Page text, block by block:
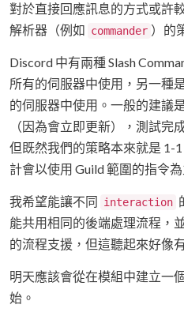
對於直接回應訊息的方式或許
解析器（例如 commander ）的
Discord 中有兩種 Slash
所有的伺服器中使用，另一種
的伺服器中使用。一般的建議
（因為會立即更新），測試完
但既然我們的策略本來就是 1-
計會以使用 Guild 範圍的指令為
我希望能讓不同 interaction
能共用相同的後端處理流程，
的流程支援，但這聽起來好像
明天應該會從在模組中建立一
始。